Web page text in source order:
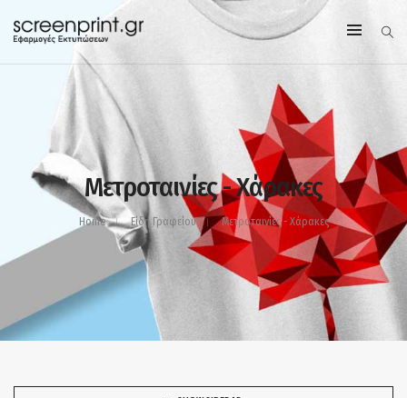
Μετροταινίες - Χάρακες
Home Είδη Γραφείου Μετροταινίες - Χάρακες